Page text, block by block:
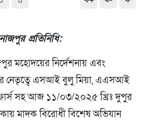
প্রতিনিধি:
মহোদয়ের নির্দেশনায় এবং
নেতৃত্বে এসআই বুলু মিয়া, এএসআই
সহ আজ ১১/০৩/২০২৫ খ্রিঃ দুপুর
মাদক বিরোধী বিশেষ অভিযান